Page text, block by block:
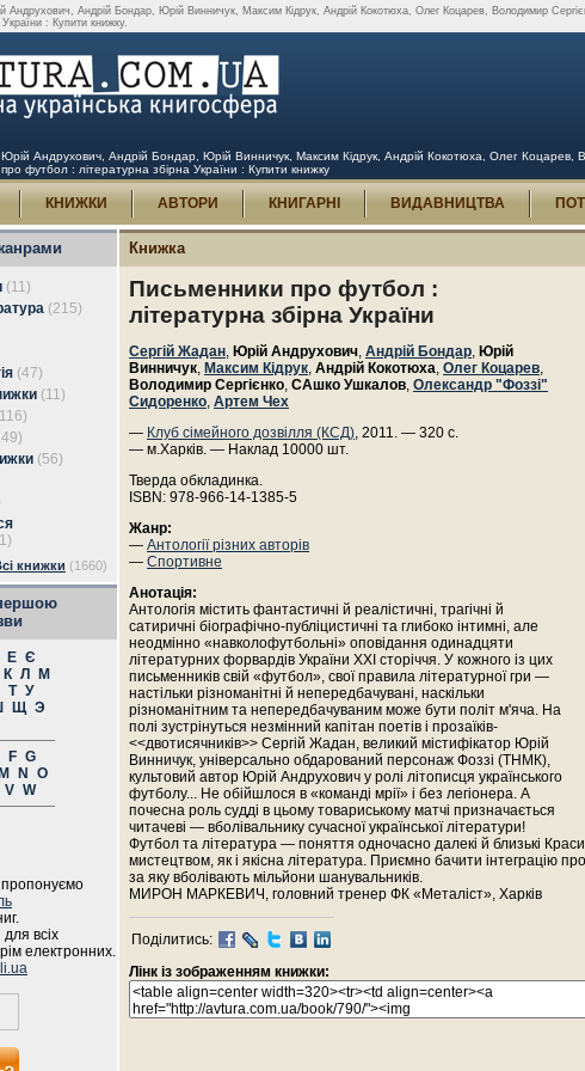
Андрухович, Андрій Бондар, Юрій Винничук, Максим Кідрук, Андрій Кокотюха, Олег Коцарев, Володимир
України : Купити книжку.
Андрухович, Андрій Бондар, Юрій Винничук, Максим Кідрук, Андрій Кокотюха, Олег
футбол : літературна збірна України : Купити книжку
КНИЖКИ АВТОРИ КНИГАРНІ ВИДАВНИЦТВА
(11)
(215)
(47)
(11)
(56)
книжки (1660)
Е Є
К Л
М
Т У
Щ Э
F G
M N
O
V W
всіх
електронних.
Книжка
Письменники про футбол :
літературна збірна України
Сергій Жадан, Юрій Андрухович, Андрій Бондар, Юрій
Винничук, Максим Кідрук, Андрій Кокотюха, Олег Коцарев,
Володимир Сергієнко, САшко Ушкалов, Олександр "Фоззі"
Сидоренко, Артем Чех
— Клуб сімейного дозвілля (КСД), 2011. — 320 с.
— м.Харків. — Наклад 10000 шт.
Тверда обкладинка.
ISBN: 978-966-14-1385-5
Жанр:
— Антології різних авторів
— Спортивне
Анотація:
Антологія містить фантастичні й реалістичні, трагічні й
сатиричні біографічно-публіцистичні та глибоко інтимні, але
неодмінно «навколофутбольні» оповідання одинадцяти
літературних форвардів України XXI сторіччя. У кожного із цих
письменників свій «футбол», свої правила літературної гри —
настільки різноманітні й непередбачувані, наскільки
різноманітним та непередбачуваним може бути політ м'яча. На
полі зустрінуться незмінний капітан поетів і прозаїків-
<<двотисячників>> Сергій Жадан, великий містифікатор Юрій
Винничук, універсально обдарований персонаж Фоззі (ТНМК),
культовий автор Юрій Андрухович у ролі літописця українського
футболу... Не обійшлося в «команді мрії» і без легіонера. А
почесна роль судді в цьому товариському матчі призначається
читачеві — вболівальнику сучасної української літератури!
Футбол та література — поняття одночасно далекі й близькі
мистецтвом, як і якісна література. Приємно бачити інтеграцію
за яку вболівають мільйони шанувальників.
МИРОН МАРКЕВИЧ, головний тренер ФК «Металіст», Харків
Поділитись:
Лінк із зображенням книжки: